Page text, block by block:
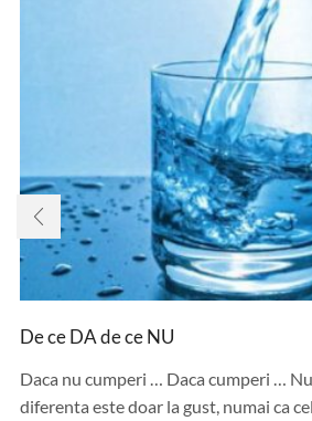
De ce DA de ce NU
Daca nu cumperi … Daca cumperi …
diferenta este doar la gust, numai ca